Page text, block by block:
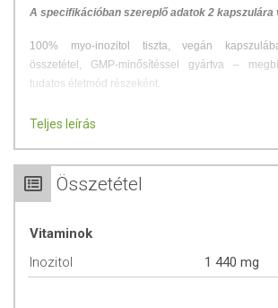
A specifikációban szereplő adatok 2 kapszulára
100% myo-inozitol tiszta, vegán
összetétel, GMP-minősítéssel gyártva –
tudatos életmód részeként.
Napi adagja 2 kapszula, összesen 1440 mg
Tiszta összetevők, kompromisszumok
Hazai gyártás, GMP minőség
1440 mg myo-inozitol minden napi
Napi adagolás: 2 kapszula étkezés előtt 20
Teljes leírás
Összetétel
Vitaminok
Inozitol
1 440 mg